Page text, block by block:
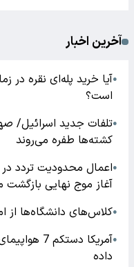
آخرین اخبار
●آیا خرید پله‌ای نقره در
است؟
●تلفات جدید اسرائیل/
کشته‌ها طفره می‌روند
●
آغاز موج نهایی بازگشت
●کلاس‌های دانشگاه‌ها از
●
آمریکا
داده